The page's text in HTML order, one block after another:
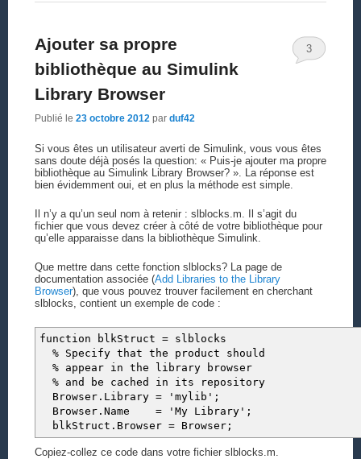
Ajouter sa propre
bibliothèque au Simulink
Library Browser
Publié le 23 octobre 2012 par duf42
3
Si vous êtes un utilisateur averti de Simulink, vous vous êtes
sans doute déjà posés la question: « Puis-je ajouter ma propre
bibliothèque au Simulink Library Browser? ». La réponse est
bien évidemment oui, et en plus la méthode est simple.
Il n’y a qu’un seul nom à retenir : slblocks.m. Il s’agit du
fichier que vous devez créer à côté de votre bibliothèque pour
qu’elle apparaisse dans la bibliothèque Simulink.
Que mettre dans cette fonction slblocks? La page de
documentation associée (Add Libraries to the Library
Browser), que vous pouvez trouver facilement en cherchant
slblocks, contient un exemple de code :
function blkStruct = slblocks
% Specify that the product should
% appear in the library browser
% and be cached in its repository
Browser.Library = 'mylib';
Browser.Name = 'My Library';
blkStruct.Browser = Browser;
Copiez-collez ce code dans votre fichier slblocks.m.